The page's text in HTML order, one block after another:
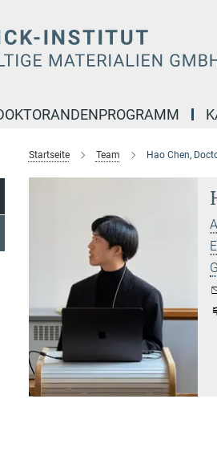
Startseite Team Hao Chen,